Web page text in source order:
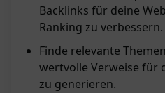
Backlinks für deine
Ranking zu verbessern.
Finde relevante
wertvolle Verweise für
zu generieren.